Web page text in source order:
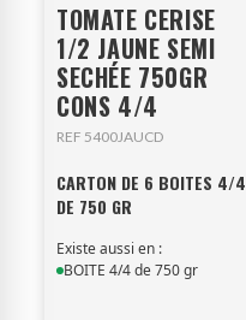
TOMATE CERISE
1/2 JAUNE SEMI
SECHÉE 750GR
CONS 4/4
REF 5400JAUCD
CARTON DE 6 BOITES 4/4
DE 750 GR
Existe aussi en :
BOITE 4/4 de 750 gr